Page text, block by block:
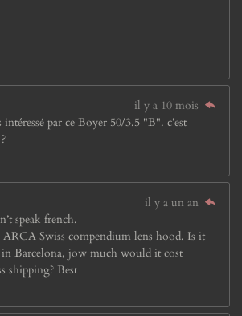
il y a 10 mois
par ce Boyer 50/3.5 "B". c’est
il y a un an
speak french.
ARCA Swiss compendium lens hood. Is it
Barcelona, jow much would it cost
shipping? Best